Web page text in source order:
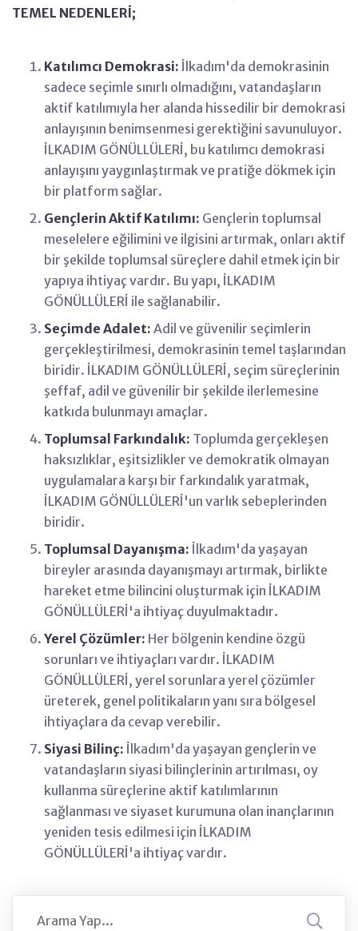
TEMEL NEDENLERİ;
Katılımcı Demokrasi: İlkadım'da demokrasinin
sadece seçimle sınırlı olmadığını, vatandaşların
aktif katılımıyla her alanda hissedilir bir demokrasi
anlayışının benimsenmesi gerektiğini savunuluyor.
İLKADIM GÖNÜLLÜLERİ, bu katılımcı demokrasi
anlayışını yaygınlaştırmak ve pratiğe dökmek için
bir platform sağlar.
Gençlerin Aktif Katılımı: Gençlerin toplumsal
meselelere eğilimini ve ilgisini artırmak, onları aktif
bir şekilde toplumsal süreçlere dahil etmek için bir
yapıya ihtiyaç vardır. Bu yapı, İLKADIM
GÖNÜLLÜLERİ ile sağlanabilir.
Seçimde Adalet: Adil ve güvenilir seçimlerin
gerçekleştirilmesi, demokrasinin temel taşlarından
biridir. İLKADIM GÖNÜLLÜLERİ, seçim süreçlerinin
şeffaf, adil ve güvenilir bir şekilde ilerlemesine
katkıda bulunmayı amaçlar.
Toplumsal Farkındalık: Toplumda gerçekleşen
haksızlıklar, eşitsizlikler ve demokratik olmayan
uygulamalara karşı bir farkındalık yaratmak,
İLKADIM GÖNÜLLÜLERİ'un varlık sebeplerinden
biridir.
Toplumsal Dayanışma: İlkadım'da yaşayan
bireyler arasında dayanışmayı artırmak, birlikte
hareket etme bilincini oluşturmak için İLKADIM
GÖNÜLLÜLERİ'a ihtiyaç duyulmaktadır.
Yerel Çözümler: Her bölgenin kendine özgü
sorunları ve ihtiyaçları vardır. İLKADIM
GÖNÜLLÜLERİ, yerel sorunlara yerel çözümler
üreterek, genel politikaların yanı sıra bölgesel
ihtiyaçlara da cevap verebilir.
Siyasi Bilinç: İlkadım'da yaşayan gençlerin ve
vatandaşların siyasi bilinçlerinin artırılması, oy
kullanma süreçlerine aktif katılımlarının
sağlanması ve siyaset kurumuna olan inançlarının
yeniden tesis edilmesi için İLKADIM
GÖNÜLLÜLERİ'a ihtiyaç vardır.